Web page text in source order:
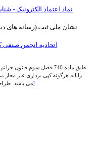
طبق ماده 740 فصل سوم قانون جرائم
رایانه هرگونه کپی برداری غیر
می باشد.تماس بگیرید!